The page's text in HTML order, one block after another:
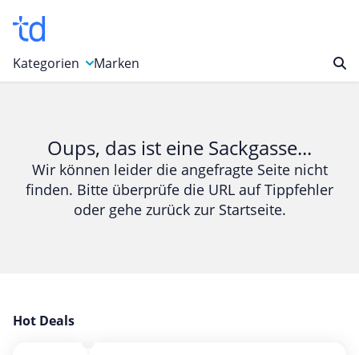
Kategorien
Bücher & Magazine
Computer & Elektronik
Entertainment & Media
Garten, Haushalt & Tiere
Marken
Oups, das ist eine Sackgasse...
Wir können leider die angefragte Seite nicht
finden. Bitte überprüfe die URL auf Tippfehler
oder gehe zurück zur Startseite.
Hot Deals